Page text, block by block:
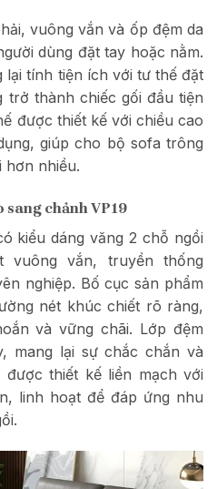
vuông vắn và ốp đệm da
dùng đặt tay hoặc nằm.
lại tính tiện ích với tư thế đặt
trở thành chiếc gối đầu tiện
được thiết kế với chiều cao
giúp cho bộ sofa trông
hơn nhiều.
sang chảnh VP19
kiểu dáng văng 2 chỗ ngồi
vuông vắn, truyền thống
nghiệp. Bố cục sản phẩm
nét khúc chiết rõ ràng,
và vững chãi. Lớp đệm
mang lại sự chắc chắn và
được thiết kế liền mạch với
linh hoạt để đáp ứng nhu